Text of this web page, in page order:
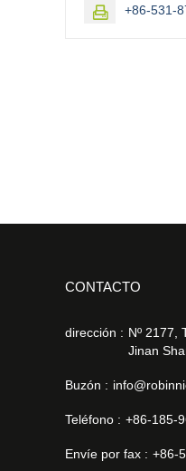
 +86-531-
CONTACTO
dirección : Nº 2177,
Jinan
Buzón :
Teléfono : +86-185-
Envíe por fax : +86-